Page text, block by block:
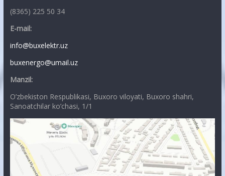
(8365) 225 50 34
E-mail:
info@buxelektr.uz
buxenergo@umail.uz
Manzil:
O’zbekiston Respublikasi, Buxoro viloyati, Buxoro shahri,
Sanoatchilar ko’chasi, 1/1